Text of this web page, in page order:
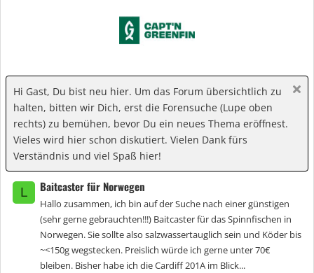
Hi Gast, Du bist neu hier. Um das Forum übersichtlich zu
halten, bitten wir Dich, erst die Forensuche (Lupe oben
rechts) zu bemühen, bevor Du ein neues Thema eröffnest.
Vieles wird hier schon diskutiert. Vielen Dank fürs
Verständnis und viel Spaß hier!
L Baitcaster für Norwegen
Hallo zusammen, ich bin auf der Suche nach einer günstigen
(sehr gerne gebrauchten!!!) Baitcaster für das Spinnfischen in
Norwegen. Sie sollte also salzwassertauglich sein und Köder bis
~<150g wegstecken. Preislich würde ich gerne unter 70€
bleiben. Bisher habe ich die Cardiff 201A im Blick...